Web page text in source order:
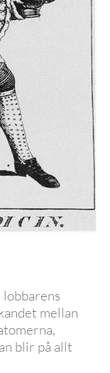
lobbarens
mellan
blir på allt